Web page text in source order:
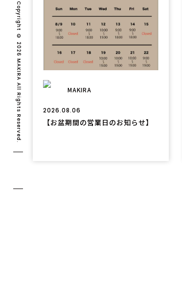
MAKIRA
2026.08.06
【お盆期間の営業日のお知らせ】
Copyright © 2026 MAKIRA All Rights Reserved.